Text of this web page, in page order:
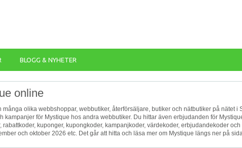
BLOGG & NYHETER
online
olika webbshoppar, webbutiker, återförsäljare, butiker och nätbutiker på nätet i
kampanjer för Mystique hos andra webbutiker. Du hittar även erbjudanden för
rabattkoder, kuponger, kupongkoder, kampanjkoder, värdekoder, erbjudandekoder och
och oktober 2026 etc. Det går att hitta och läsa mer om Mystique längs ner på